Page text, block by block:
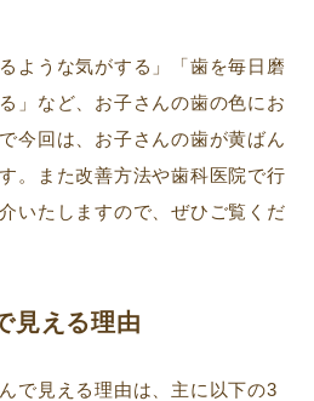
ような気がする」「歯を毎日磨
」など、お子さんの歯の色にお
今回は、お子さんの歯が黄ばん
。また改善方法や歯科医院で行
いたしますので、ぜひご覧くだ
見える理由
で見える理由は、主に以下の3